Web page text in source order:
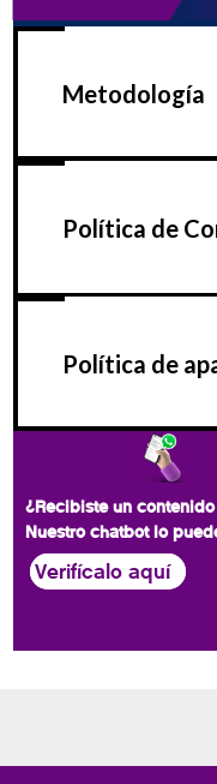
Metodología
Política de
Política de
¿Recibiste un
Nuestro chatbot lo
Verifícalo aquí